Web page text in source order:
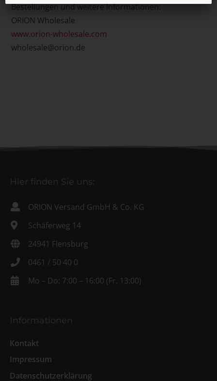
Bestellungen und weitere Informationen:
ORION Wholesale
www.orion-wholesale.com
wholesale@orion.de
Hier finden Sie uns:
ORION Versand GmbH & Co. KG
Schäferweg 14
24941 Flensburg
0461 / 50 40 0
Mo – Do: 7:00 – 16:00 (Fr. 13:00)
Informationen
Kontakt
Impressum
Datenschutzerklärung